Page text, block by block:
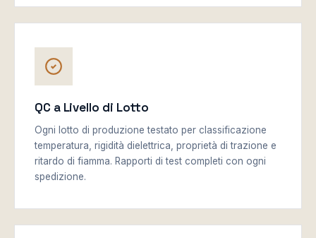
QC a Livello di Lotto
Ogni lotto di produzione testato per classificazione
temperatura, rigidità dielettrica, proprietà di trazione e
ritardo di fiamma. Rapporti di test completi con ogni
spedizione.